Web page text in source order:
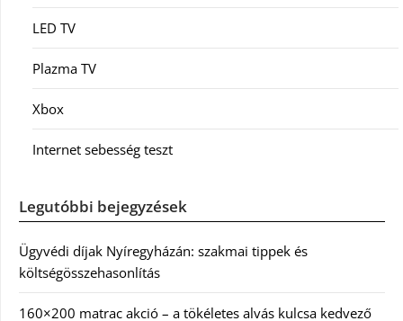
LED TV
Plazma TV
Xbox
Internet sebesség teszt
Legutóbbi bejegyzések
Ügyvédi díjak Nyíregyházán: szakmai tippek és
költségösszehasonlítás
160×200 matrac akció – a tökéletes alvás kulcsa kedvező